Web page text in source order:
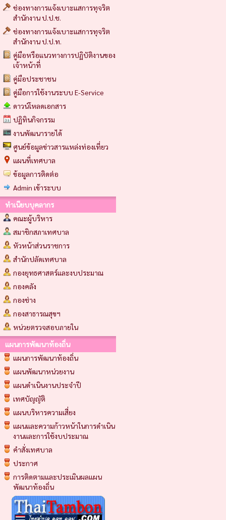
ช่องทางการแจ้งเบาะแสการทุจริต
สำนักงาน ป.ป.ช.
ช่องทางการแจ้งเบาะแสการทุจริต
สำนักงาน ป.ป.ท.
คู่มือหรือแนวทางการปฏิบัติงานของ
เจ้าหน้าที่
คู่มือประชาชน
คู่มือการใช้งานระบบ E-Service
ดาวน์โหลดเอกสาร
ปฏิทินกิจกรรม
งานพัฒนารายได้
ศูนย์ข้อมูลข่าวสารแหล่งท่องเที่ยว
แผนที่เทศบาล
ข้อมูลการติดต่อ
Admin เข้าระบบ
ทำเนียบบุคลากร
คณะผู้บริหาร
สมาชิกสภาเทศบาล
หัวหน้าส่วนราชการ
สำนักปลัดเทศบาล
กองยุทธศาสตร์และงบประมาณ
กองคลัง
กองช่าง
กองสาธารณสุขฯ
หน่วยตรวจสอบภายใน
แผนการพัฒนาท้องถิ่น
แผนการพัฒนาท้องถิ่น
แผนพัฒนาหน่วยงาน
แผนดำเนินงานประจำปี
เทศบัญญัติ
แผนบริหารความเสี่ยง
แผนและความก้าวหน้าในการดำเนิน
งานและการใช้งบประมาณ
คำสั่งเทศบาล
ประกาศ
การติดตามและประเมินผลแผน
พัฒนาท้องถิ่น